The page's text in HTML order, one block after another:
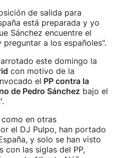
de salida para
está preparada y yo
Sánchez encuentre el
a los españoles".
este domingo la
con motivo de la
el PP contra la
de Pedro Sánchez bajo el
.
en otras
el DJ Pulpo, han portado
y solo se han visto
con las siglas del PP,